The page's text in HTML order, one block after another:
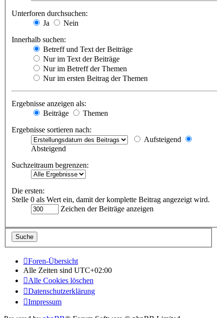
Unterforen durchsuchen:
Ja
Nein
Innerhalb suchen:
Betreff und Text der Beiträge
Nur im Text der Beiträge
Nur im Betreff der Themen
Nur im ersten Beitrag der Themen
Ergebnisse anzeigen als:
Beiträge
Themen
Ergebnisse sortieren nach:
Aufsteigend
Absteigend
Suchzeitraum begrenzen:
Die ersten:
Stelle 0 als Wert ein, damit der komplette Beitrag angezeigt wird.
Zeichen der Beiträge anzeigen
Foren-Übersicht
Alle Zeiten sind UTC+02:00
Alle Cookies löschen
Datenschutzerklärung
Impressum